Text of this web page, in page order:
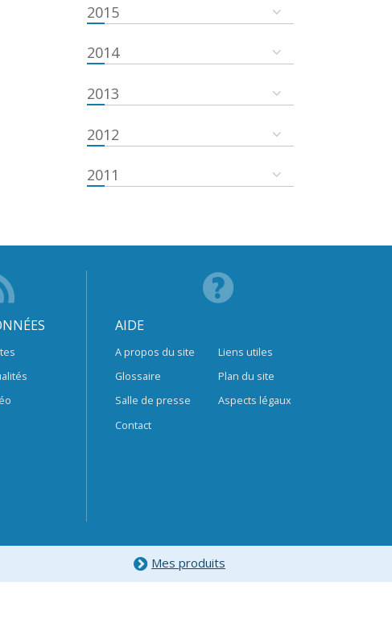
2015
2014
2013
2012
2011
AIDE
A propos du site
Glossaire
Salle de presse
Contact
Liens utiles
Plan du site
Aspects légaux
Mes produits